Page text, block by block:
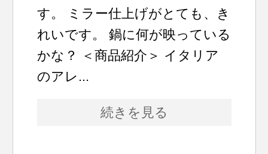
す。 ミラー仕上げがとても、き
れいです。 鍋に何が映っている
かな？ ＜商品紹介＞ イタリア
のアレ...
続きを見る